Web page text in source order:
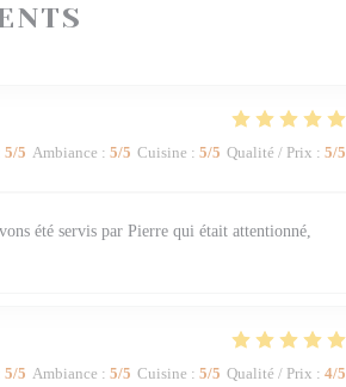
5/5 Ambiance : 5/5 Cuisine : 5/5 Qualité / Prix : 5/5
été servis par Pierre qui était attentionné,
5/5 Ambiance : 5/5 Cuisine : 5/5 Qualité / Prix : 4/5